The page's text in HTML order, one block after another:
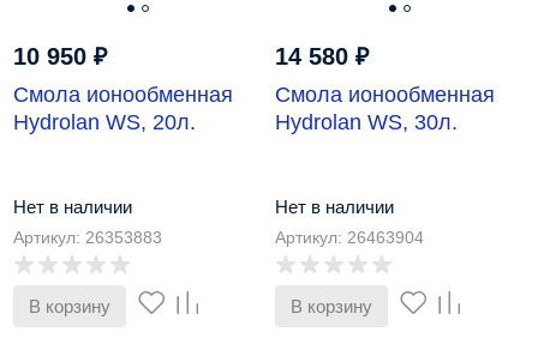
10 950 ₽
Смола ионообменная
Hydrolan WS, 20л.
Нет в наличии
Артикул: 26353883
В корзину
14 580 ₽
Смола ионообменная
Hydrolan WS, 30л.
Нет в наличии
Артикул: 26463904
В корзину